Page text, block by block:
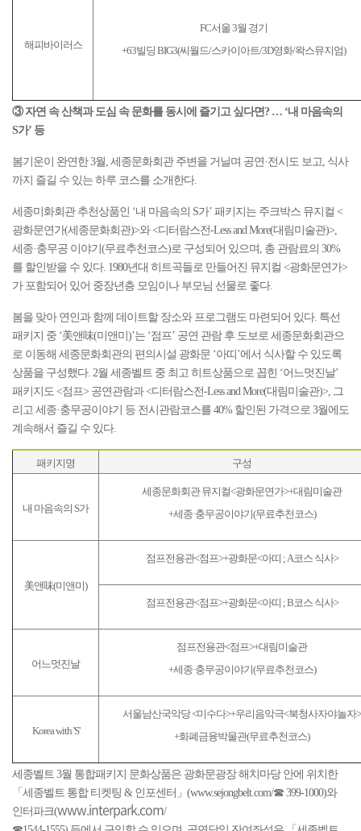
해피바이러스
FC서울 3월 경기
+63빌딩 BIG3(씨월드/스카이아트/3D영화/왁스뮤지엄)
③ 자연 속 산책과 도심 속 문화를 동시에 즐기고 싶다면? … ‘내 마음속의
S가’ 등
봄기운이 완연한 3월, 세종문화회관 주변을 거닐며 공연·전시도 보고, 식사
까지 즐길 수 있는 하루 코스를 소개한다.
세종미화회관 추천상품인 ‘내 마음속의 S가’ 패키지는 주크박스 뮤지컬 <
광화문연가(세종문화회관)>와 <디터람스전-Less and More(대림미술관)>,
세종·충무공 이야기(무료추천코스)로 구성되어 있으며, 총 관람료의 30%
를 할인받을 수 있다. 1980년대 히트곡들로 만들어진 뮤지컬 <광화문연가>
가 포함되어 있어 중장년층 모임이나 부모님 선물로 좋다.
봄을 맞아 연인과 함께 데이트할 장소와 프로그램도 마련되어 있다. 특선
패키지 중 ‘美앤味(미앤미)’는 ‘점프’ 공연 관람 후 도보로 세종문화회관으
로 이동해 세종문화회관의 편의시설 광화문 ‘아띠’에서 식사할 수 있도록
상품을 구성했다. 2월 세종벨트 중 최고 히트상품으로 꼽힌 ‘어느멋진날’
패키지도 <점프> 공연관람과 <디터람스전-Less and More(대림미술관)>, 그
리고 세종·충무공이야기 등 전시관람코스를 40% 할인된 가격으로 3월에도
계속해서 즐길 수 있다.
패키지명 구성
내 마음속의 S가
세종문화회관 뮤지컬<광화문연가>+대림미술관
+세종·충무공이야기(무료추천코스)
美앤味(미앤미)
점프전용관<점프>+광화문<아띠 ; A코스 식사>
점프전용관<점프>+광화문<아띠 ; B코스 식사>
어느멋진날
점프전용관<점프>+대림미술관
+세종·충무공이야기(무료추천코스)
Korea with 'S'
서울남산국악당 <미수다>+우리음악극<북청사자야놀자>
+화폐금융박물관(무료추천코스)
세종벨트 3월 통합패키지 문화상품은 광화문광장 해치마당 안에 위치한
「세종벨트 통합 티켓팅 & 인포센터」(www.sejongbelt.com/☎ 399-1000)와
인터파크(www.interpark.com/